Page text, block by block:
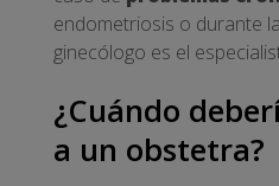
endometriosis o durante
ginecólogo es el
¿Cuándo
a un obstetra?